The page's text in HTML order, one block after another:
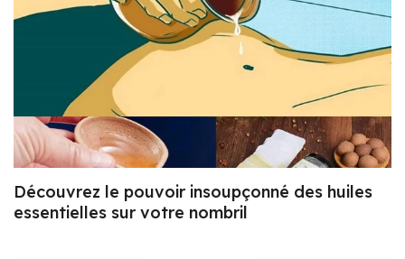
Découvrez le pouvoir insoupçonné des huiles
essentielles sur votre nombril